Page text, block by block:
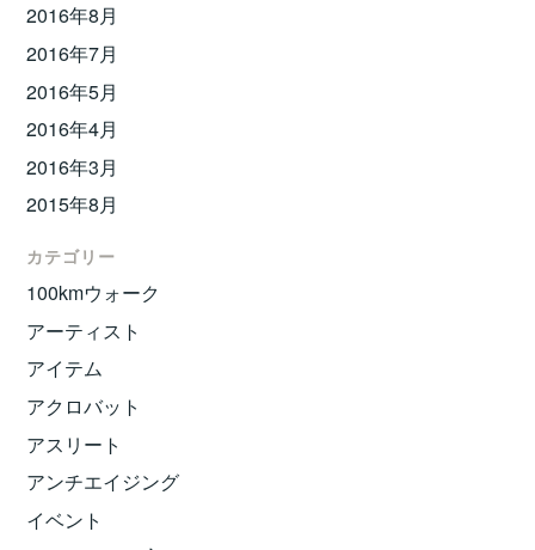
2016年8月
2016年7月
2016年5月
2016年4月
2016年3月
2015年8月
カテゴリー
100kmウォーク
アーティスト
アイテム
アクロバット
アスリート
アンチエイジング
イベント